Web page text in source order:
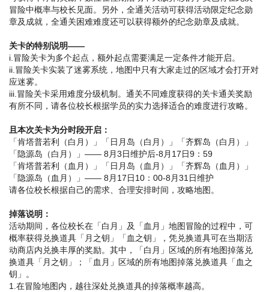
冒险中概率与校长见面。另外，全通关活动可获得活动限定纪念勋
章及成就，全通关困难难度还可以获得额外的纪念勋章及成就。
关卡的特别说明——
i.冒险关卡为多个起点，额外起点需要满足一定条件才能开启。
ii.冒险关卡实装了迷雾系统，地图中只有大家走过的区域才会打开对
应迷雾。
iii.冒险关卡采用难度分级机制。通关不同难度获得的关卡通关奖励
有所不同，请各位校长根据学员的实力选择适合的难度进行攻略。
且本次关卡为分时段开启：
「肯塔普若利（白月）」「日月岛（白月）」「齐辉岛（白月）」
「隐源岛（白月）」—— 8月3日维护后-8月17日9：59
「肯塔普若利（血月）」「日月岛（血月）」「齐辉岛（血月）」
「隐源岛（血月）」—— 8月17日10：00-8月31日维护
请各位校长根据自己的需求、合理安排时间，攻略地图。
掉落说明：
活动期间，各位校长在「白月」及「血月」地图冒险的过程中，可
概率获得兑换道具「月之钥」「血之钥」，凭兑换道具可在当期活
动商店内兑换丰厚的奖励。其中，「白月」区域的所有地图掉落兑
换道具「月之钥」；「血月」区域的所有地图掉落兑换道具「血之
钥」。
1.在冒险地图内，越往深处兑换道具的掉落概率越高。